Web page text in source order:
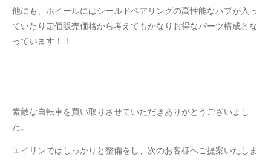
他にも、ホイールにはシールドベアリングの高性能なハブが入っ
ていたり定価販売価格から考えてもかなりお得なパーツ構成とな
っています！！
素敵な自転車を買い取りさせていただきありがとうございまし
た。
エイリンではしっかりと整備をし、次のお客様へご提案いたしま